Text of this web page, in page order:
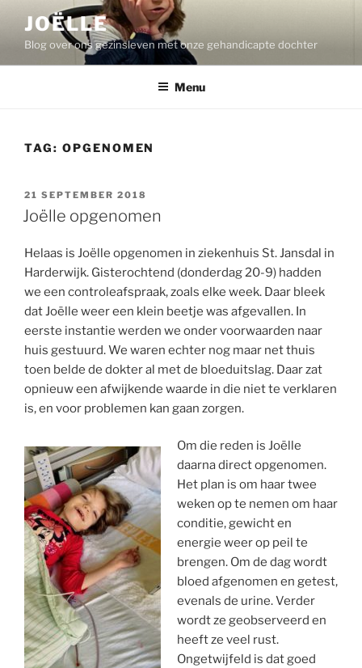
inhoud
JOËLLE
Blog over ons gezinsleven met onze gehandicapte dochter
Menu
TAG: OPGENOMEN
GEPLAATST
OP
21 SEPTEMBER 2018
Joëlle opgenomen
Helaas is Joëlle opgenomen in ziekenhuis St. Jansdal in
Harderwijk. Gisterochtend (donderdag 20-9) hadden
we een controleafspraak, zoals elke week. Daar bleek
dat Joëlle weer een klein beetje was afgevallen. In
eerste instantie werden we onder voorwaarden naar
huis gestuurd. We waren echter nog maar net thuis
toen belde de dokter al met de bloeduitslag. Daar zat
opnieuw een afwijkende waarde in die niet te verklaren
is, en voor problemen kan gaan zorgen.
Om die reden is Joëlle
daarna direct opgenomen.
Het plan is om haar twee
weken op te nemen om haar
conditie, gewicht en
energie weer op peil te
brengen. Om de dag wordt
bloed afgenomen en getest,
evenals de urine. Verder
wordt ze geobserveerd en
heeft ze veel rust.
Ongetwijfeld is dat goed